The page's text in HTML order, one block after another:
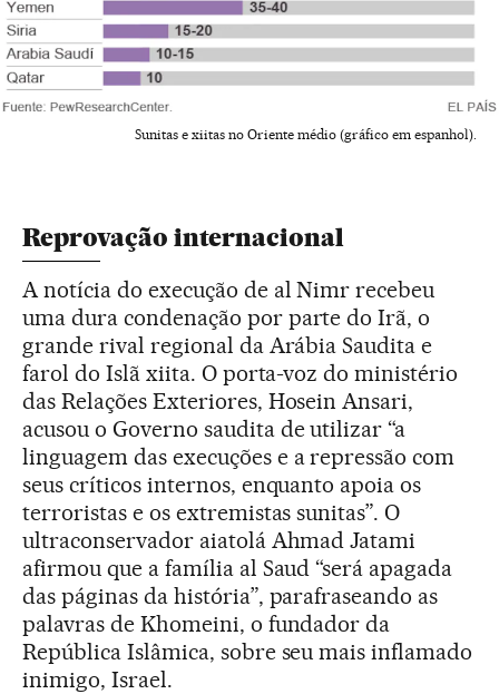
Sunitas e xiitas no Oriente médio (gráfico em espanhol).
Reprovação internacional
A notícia do execução de al Nimr recebeu
uma dura condenação por parte do Irã, o
grande rival regional da Arábia Saudita e
farol do Islã xiita. O porta-voz do ministério
das Relações Exteriores, Hosein Ansari,
acusou o Governo saudita de utilizar “a
linguagem das execuções e a repressão com
seus críticos internos, enquanto apoia os
terroristas e os extremistas sunitas”. O
ultraconservador aiatolá Ahmad Jatami
afirmou que a família al Saud “será apagada
das páginas da história”, parafraseando as
palavras de Khomeini, o fundador da
República Islâmica, sobre seu mais inflamado
inimigo, Israel.